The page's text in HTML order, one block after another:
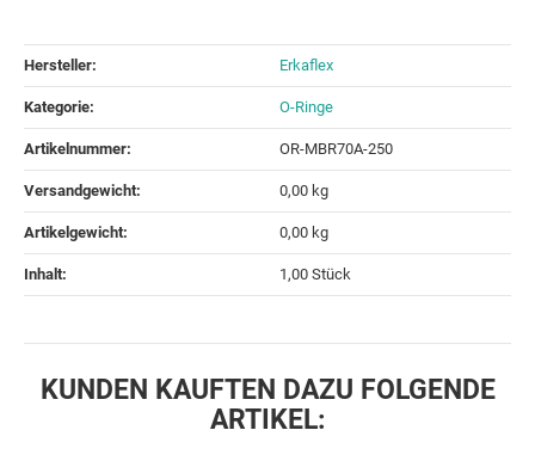
Hersteller: Erkaflex
Kategorie: O-Ringe
Artikelnummer: OR-MBR70A-250
Versandgewicht‍: 0,00 kg
Artikelgewicht‍: 0,00 kg
Inhalt‍: 1,00 Stück
KUNDEN KAUFTEN DAZU FOLGENDE
ARTIKEL: